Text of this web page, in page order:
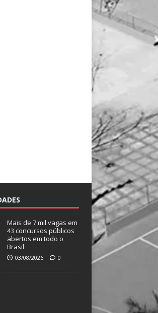
Mais de 7 mil vagas em
43 concursos públicos
abertos em todo o
Brasil
03/08/2026 0